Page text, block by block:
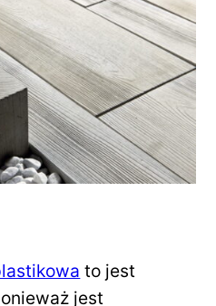
to jest
jest